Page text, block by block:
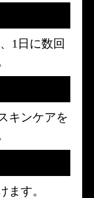
1日に数回
キンケアを
ます。